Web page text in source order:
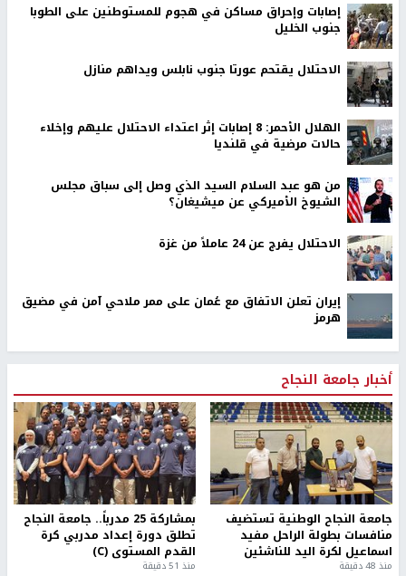
إصابات وإحراق مساكن في هجوم للمستوطنين على الطوبا
جنوب الخليل
الاحتلال يقتحم عورتا جنوب نابلس ويداهم منازل
الهلال الأحمر: 8 إصابات إثر اعتداء الاحتلال عليهم وإخلاء
حالات مرضية في قلنديا
من هو عبد السلام السيد الذي وصل إلى سباق مجلس
الشيوخ الأميركي عن ميشيغان؟
الاحتلال يفرج عن 24 عاملاً من غزة
إيران تعلن الاتفاق مع عُمان على ممر ملاحي آمن في مضيق
هرمز
أخبار جامعة النجاح
جامعة النجاح الوطنية تستضيف
منافسات بطولة الراحل مفيد
اسماعيل لكرة اليد للناشئين
منذ 48 دقيقة
بمشاركة 25 مدرباً.. جامعة النجاح
تطلق دورة إعداد مدربي كرة
القدم المستوى (C)
منذ 51 دقيقة